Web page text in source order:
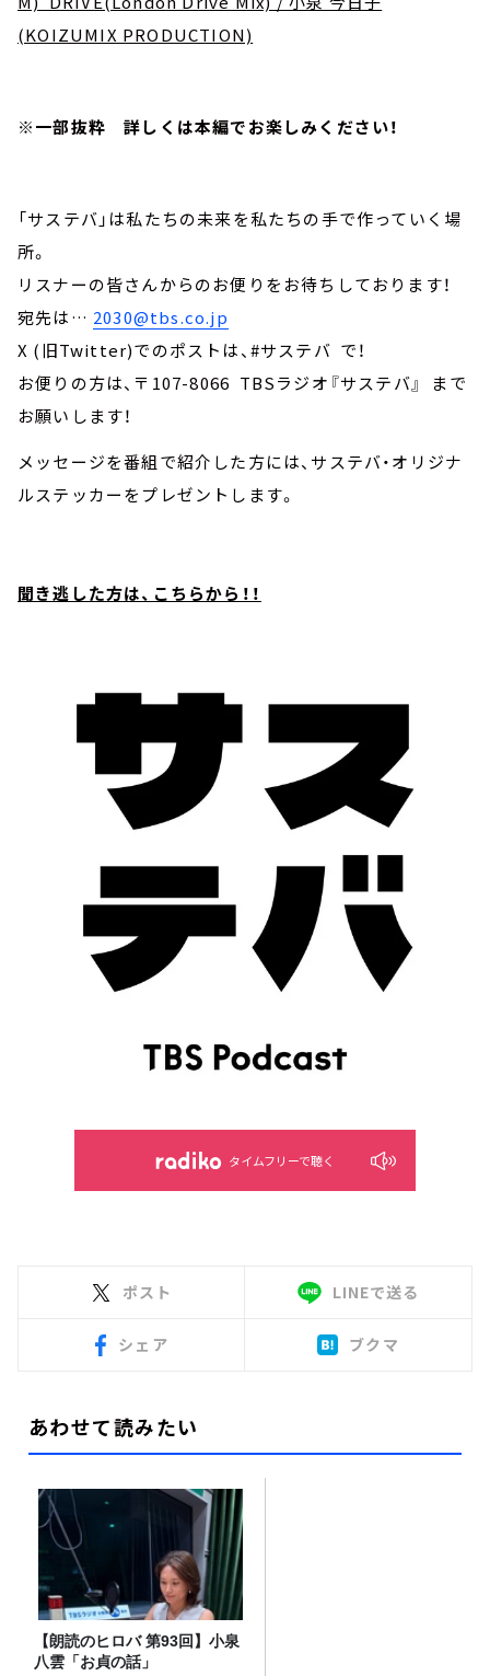
(KOIZUMIX PRODUCTION)
※一部抜粋 詳しくは本編でお楽しみください！
「サステバ」は私たちの未来を私たちの手で作っていく場
所。
リスナーの皆さんからのお便りをお待ちしております！
宛先は… 2030@tbs.co.jp
X (旧Twitter)でのポストは、#サステバ で！
お便りの方は、〒107-8066 TBSラジオ『サステバ』 まで
お願いします！
メッセージを番組で紹介した方には、サステバ・オリジナ
ルステッカーをプレゼントします。
聞き逃した方は、こちらから！！
タイムフリーで聴く
ポスト LINEで送る
シェア ブクマ
あわせて読みたい
【朗読のヒロバ 第93回】小泉
八雲「お貞の話」